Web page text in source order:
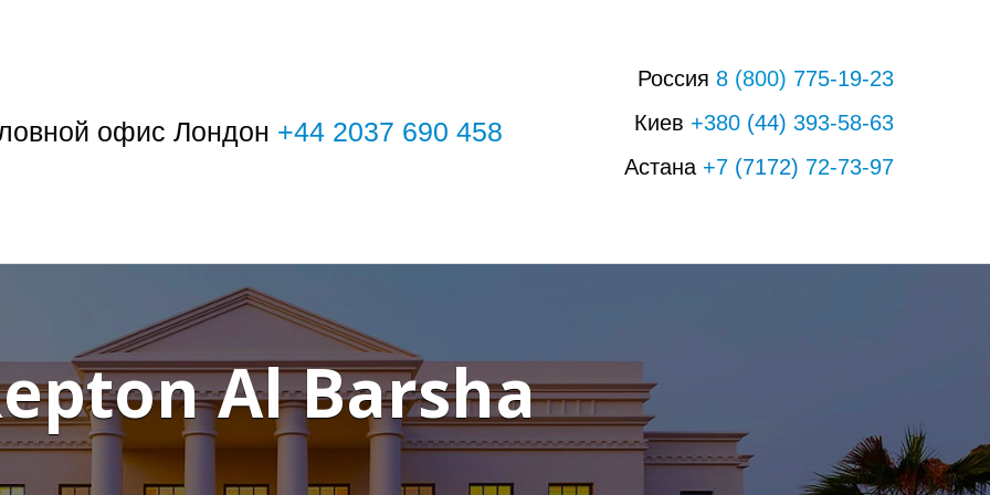
офис Лондон +44 2037 690 458
Россия 8 (800) 775-19-23
Киев +380 (44) 393-58-63
Астана +7 (7172) 72-73-97
Al Barsha